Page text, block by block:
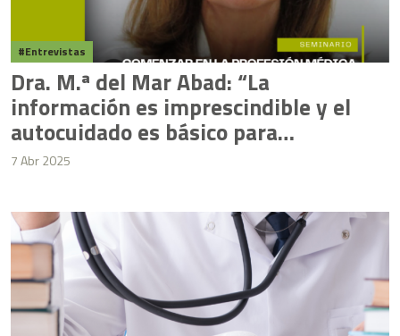
Entrevistas
Dra. M.ª del Mar Abad: “La
información es imprescindible y el
autocuidado es básico para
prevenir problemas de salud
7 Abr 2025